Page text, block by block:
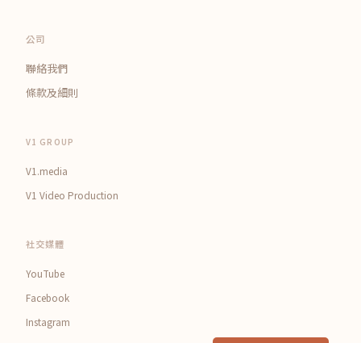
公司
聯絡我們
條款及細則
V1 GROUP
V1.media
V1 Video Production
社交媒體
YouTube
Facebook
Instagram